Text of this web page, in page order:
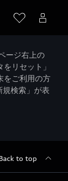
ージ右上の
リセット」
をご利用の方
検索」が表
to top